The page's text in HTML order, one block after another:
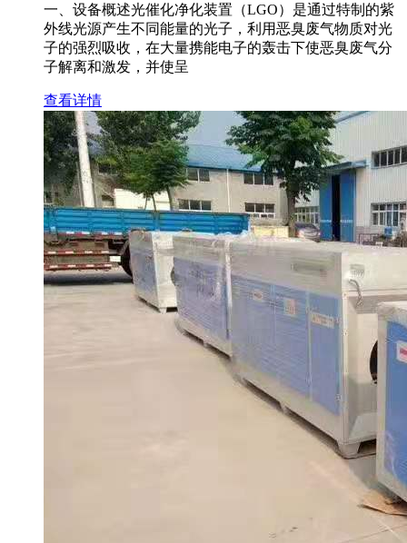
一、设备概述光催化净化装置（LGO）是通过特制的紫
外线光源产生不同能量的光子，利用恶臭废气物质对光
子的强烈吸收，在大量携能电子的轰击下使恶臭废气分
子解离和激发，并使呈
查看详情